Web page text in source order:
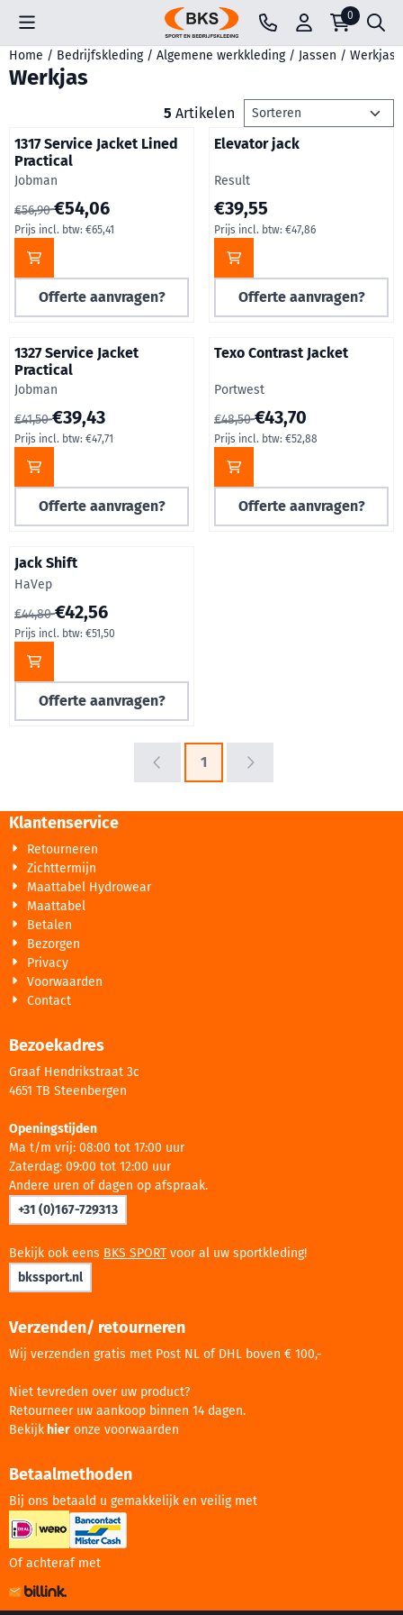
Cookievoorkeuren zijn beschikbaar. Kies instellingen of sta
0
Home / Bedrijfskleding / Algemene werkkleding / Jassen / Werkjas
Werkjas
5 Artikelen Sorteermethode
1317 Service Jacket Lined
Practical
Merk:
Jobman
Van 56,90 voor 54,06, inclusief btw: 65,41
€56,90€54,06
Prijs incl. btw: €65,41
Offerte aanvragen?
Elevator jack
Merk:
Result
Prijs op aanvraag, inclusief
€39,55
Prijs incl. btw: €47,86
Offerte aanvragen?
1327 Service Jacket
Practical
Merk:
Jobman
Van 41,50 voor 39,43, inclusief btw: 47,71
€41,50€39,43
Prijs incl. btw: €47,71
Offerte aanvragen?
Texo Contrast Jacket
Merk:
Portwest
Van 48,50 voor 43,70,
€48,50€43,70
Prijs incl. btw: €52,88
Offerte aanvragen?
Jack Shift
Merk:
HaVep
Van 44,80 voor 42,56, inclusief btw: 51,50
€44,80€42,56
Prijs incl. btw: €51,50
Offerte aanvragen?
1
Klantenservice
Retourneren
Zichttermijn
Maattabel Hydrowear
Maattabel
Betalen
Bezorgen
Privacy
Voorwaarden
Contact
Bezoekadres
Graaf Hendrikstraat 3c
4651 TB Steenbergen
Openingstijden
Ma t/m vrij: 08:00 tot 17:00 uur
Zaterdag: 09:00 tot 12:00 uur
Andere uren of dagen op afspraak.
+31 (0)167-729313
Bekijk ook eens BKS SPORT voor al uw sportkleding!
bkssport.nl
Verzenden/ retourneren
Wij verzenden gratis met Post NL of DHL boven € 100,-
Niet tevreden over uw product?
Retourneer uw aankoop binnen 14 dagen.
Bekijk hier onze voorwaarden
Betaalmethoden
Bij ons betaald u gemakkelijk en veilig met
Of achteraf met